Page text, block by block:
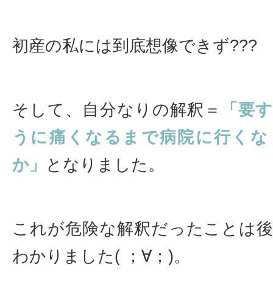
初産の私には到底想像できず???
そして、自分なりの解釈＝
「要
うに痛くなるまで病院に行く
か」
となりました。
これが危険な解釈だったことは
わかりました( ；∀；)。